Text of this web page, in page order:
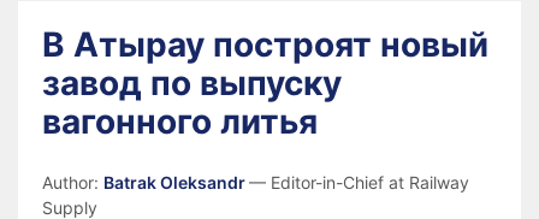
В Атырау построят новый
завод по выпуску
вагонного литья
Author: Batrak Oleksandr— Editor-in-Chief at Railway
Supply